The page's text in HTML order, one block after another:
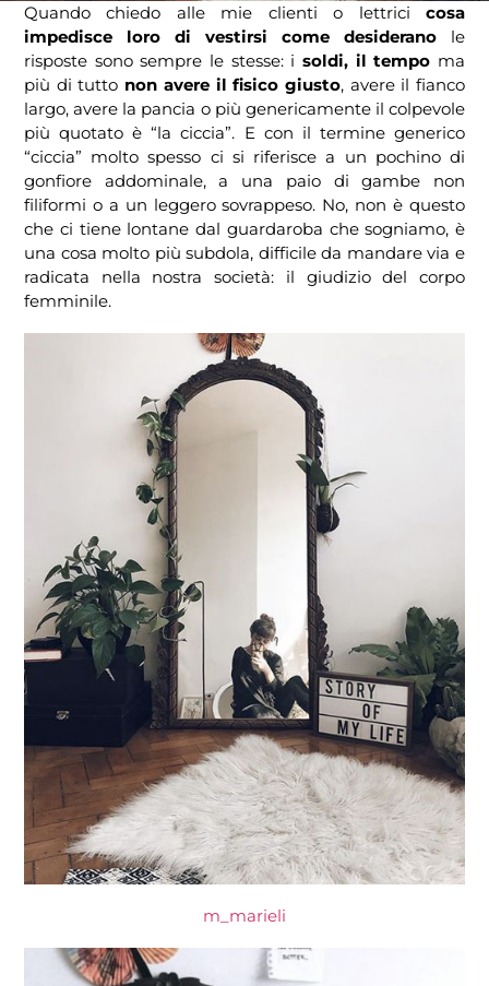
Quando chiedo alle mie clienti o lettrici cosa
impedisce loro di vestirsi come desiderano le
risposte sono sempre le stesse: i soldi, il tempo ma
più di tutto non avere il fisico giusto, avere il fianco
largo, avere la pancia o più genericamente il colpevole
più quotato è “la ciccia”. E con il termine generico
“ciccia” molto spesso ci si riferisce a un pochino di
gonfiore addominale, a una paio di gambe non
filiformi o a un leggero sovrappeso. No, non è questo
che ci tiene lontane dal guardaroba che sogniamo, è
una cosa molto più subdola, difficile da mandare via e
radicata nella nostra società: il giudizio del corpo
femminile.
m_marieli